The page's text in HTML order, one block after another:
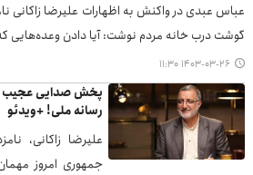
عباس عبدی در واکنش به اظهارات علیرضا زاکانی
گوشت درب خانه مردم نوشت: آیا دادن وعده‌هایی
۱۴۰۳-۰۳-۲۶ ۱۱:۳۰
پخش صدایی عجیب
رسانه ملی! +ویدئو
علیرضا زاکانی،
جمهوری امروز